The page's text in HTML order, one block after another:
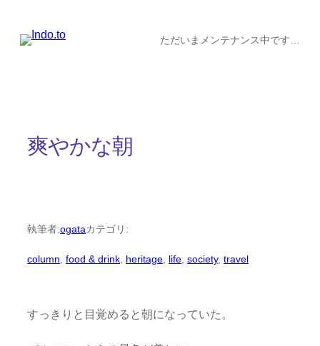
ただいまメンテナンス中です…
爽やかな朝
執筆者:ogataカテゴリ:
column food & drink heritage life society, travel
すっきりと目覚めると朝になっていた。